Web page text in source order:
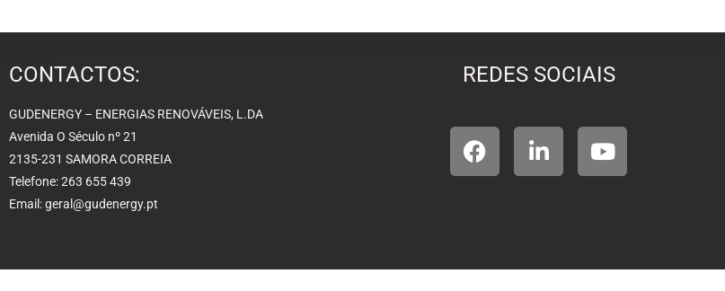
CONTACTOS:
GUDENERGY – ENERGIAS RENOVÁVEIS, L.DA
Avenida O Século nº 21
2135-231 SAMORA CORREIA
Telefone: 263 655 439
Email: geral@gudenergy.pt
REDES SOCIAIS